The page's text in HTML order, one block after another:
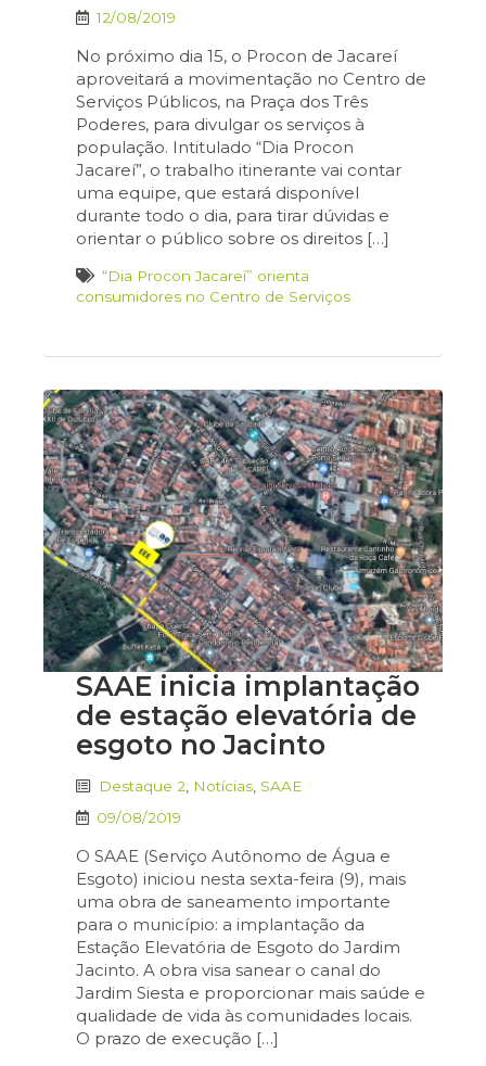
12/08/2019
No próximo dia 15, o Procon de Jacareí
aproveitará a movimentação no Centro de
Serviços Públicos, na Praça dos Três
Poderes, para divulgar os serviços à
população. Intitulado “Dia Procon
Jacareí”, o trabalho itinerante vai contar
uma equipe, que estará disponível
durante todo o dia, para tirar dúvidas e
orientar o público sobre os direitos […]
“Dia Procon Jacareí” orienta
consumidores no Centro de Serviços
SAAE inicia implantação
de estação elevatória de
esgoto no Jacinto
Destaque 2 Notícias SAAE
09/08/2019
O SAAE (Serviço Autônomo de Água e
Esgoto) iniciou nesta sexta-feira (9), mais
uma obra de saneamento importante
para o município: a implantação da
Estação Elevatória de Esgoto do Jardim
Jacinto. A obra visa sanear o canal do
Jardim Siesta e proporcionar mais saúde e
qualidade de vida às comunidades locais.
O prazo de execução […]